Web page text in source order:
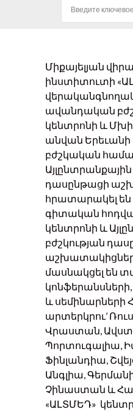
Միքայելյան
ինստիտուտի
ավանդական
կենտրոնի և
անվան
բժշկական
դասընթացի
հրատարակել են
գիտական
կենտրոնի և
բժշկության
մասնակցել են
և սեմինարների
արտերկրու’
Վրաստան,
Պորտուգալիա,
Ֆինլանդիա,
Անգլիա,
Չինաստան և
«ԱԼՏՄԵԴ»